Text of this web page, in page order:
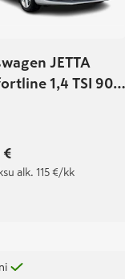
JETTA
1,4 TSI 90
€
alk. 115 €/kk